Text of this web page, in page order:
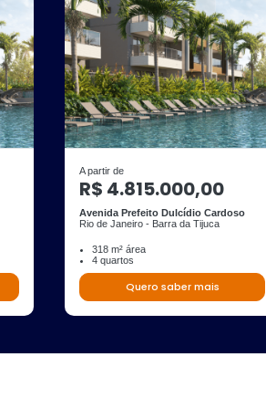
A partir de
R$ 4.815.000,00
Avenida Prefeito Dulcídio Cardoso
Rio de Janeiro - Barra da Tijuca
318 m² área
4 quartos
Quero saber mais